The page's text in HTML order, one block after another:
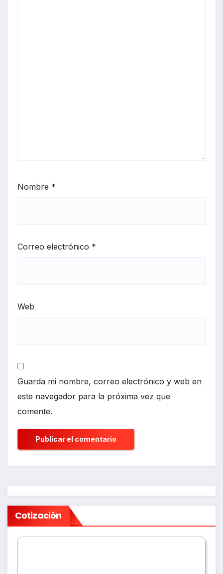
Nombre *
Correo electrónico *
Web
Guarda mi nombre, correo electrónico y web en
este navegador para la próxima vez que
comente.
Cotización